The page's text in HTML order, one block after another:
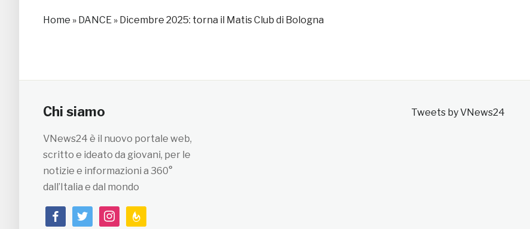
Home » DANCE » Dicembre 2025: torna il Matis Club di Bologna
Chi siamo
VNews24 è il nuovo portale web,
scritto e ideato da giovani, per le
notizie e informazioni a 360°
dall’Italia e dal mondo
facebooktwitterinstagramfeedburner
Tweets by VNews24